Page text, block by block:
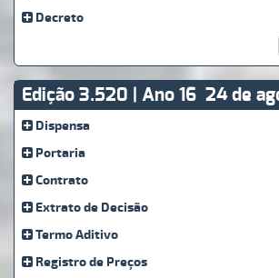
Decreto
Edição 3.520 | Ano 16 24 de
Dispensa
Portaria
Contrato
Extrato de Decisão
Termo Aditivo
Registro de Preços